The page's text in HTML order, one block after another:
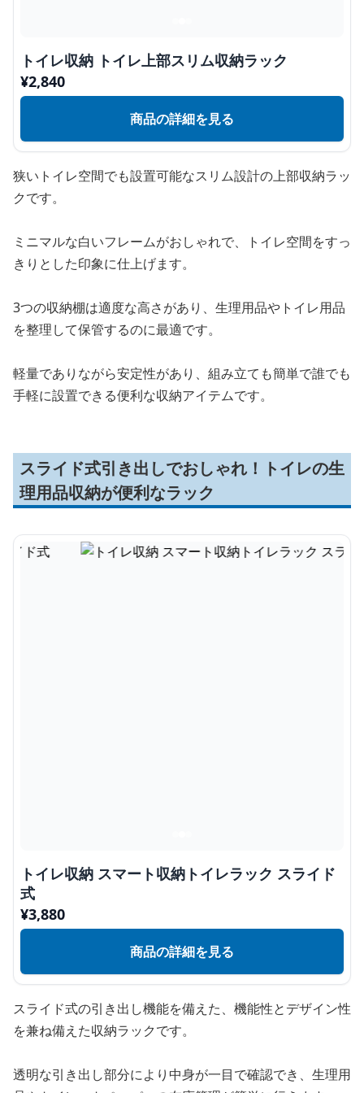
トイレ収納 トイレ上部スリム収納ラック
¥2,840
商品の詳細を見る
狭いトイレ空間でも設置可能なスリム設計の上部収納ラッ
クです。
ミニマルな白いフレームがおしゃれで、トイレ空間をすっ
きりとした印象に仕上げます。
3つの収納棚は適度な高さがあり、生理用品やトイレ用品
を整理して保管するのに最適です。
軽量でありながら安定性があり、組み立ても簡単で誰でも
手軽に設置できる便利な収納アイテムです。
スライド式引き出しでおしゃれ！トイレの生
理用品収納が便利なラック
トイレ収納 スマート収納トイレラック スライド
式
¥3,880
商品の詳細を見る
スライド式の引き出し機能を備えた、機能性とデザイン性
を兼ね備えた収納ラックです。
透明な引き出し部分により中身が一目で確認でき、生理用